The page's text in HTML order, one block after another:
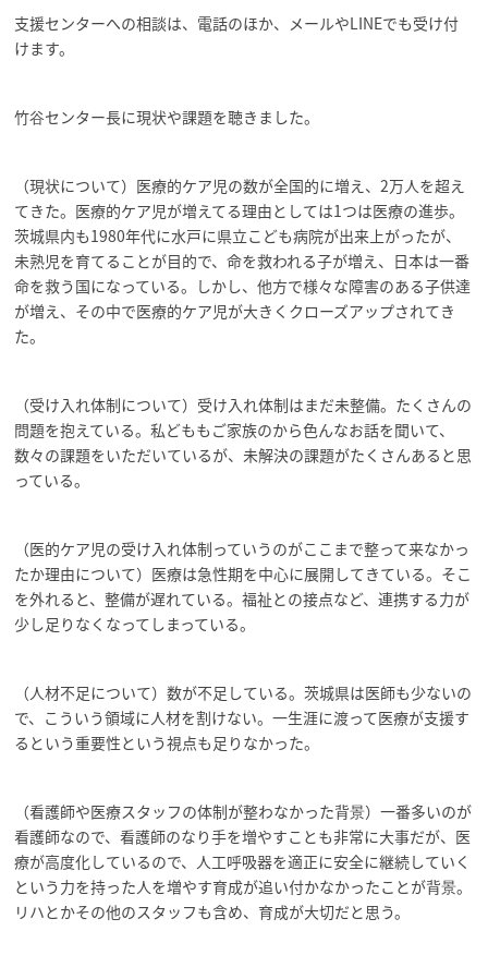
支援センターへの相談は、電話のほか、メールやLINEでも受け付
けます。
竹谷センター長に現状や課題を聴きました。
（現状について）医療的ケア児の数が全国的に増え、2万人を超え
てきた。医療的ケア児が増えてる理由としては1つは医療の進歩。
茨城県内も1980年代に水戸に県立こども病院が出来上がったが、
未熟児を育てることが目的で、命を救われる子が増え、日本は一番
命を救う国になっている。しかし、他方で様々な障害のある子供達
が増え、その中で医療的ケア児が大きくクローズアップされてき
た。
（受け入れ体制について）受け入れ体制はまだ未整備。たくさんの
問題を抱えている。私どももご家族のから色んなお話を聞いて、
数々の課題をいただいているが、未解決の課題がたくさんあると思
っている。
（医的ケア児の受け入れ体制っていうのがここまで整って来なかっ
たか理由について）医療は急性期を中心に展開してきている。そこ
を外れると、整備が遅れている。福祉との接点など、連携する力が
少し足りなくなってしまっている。
（人材不足について）数が不足している。茨城県は医師も少ないの
で、こういう領域に人材を割けない。一生涯に渡って医療が支援す
るという重要性という視点も足りなかった。
（看護師や医療スタッフの体制が整わなかった背景）一番多いのが
看護師なので、看護師のなり手を増やすことも非常に大事だが、医
療が高度化しているので、人工呼吸器を適正に安全に継続していく
という力を持った人を増やす育成が追い付かなかったことが背景。
リハとかその他のスタッフも含め、育成が大切だと思う。